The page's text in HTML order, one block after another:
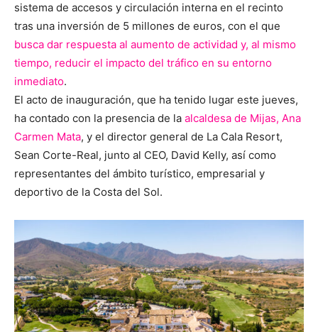
sistema de accesos y circulación interna en el recinto
tras una inversión de 5 millones de euros, con el que
busca dar respuesta al aumento de actividad y, al mismo
tiempo, reducir el impacto del tráfico en su entorno
inmediato.
El acto de inauguración, que ha tenido lugar este jueves,
ha contado con la presencia de la alcaldesa de Mijas, Ana
Carmen Mata, y el director general de La Cala Resort,
Sean Corte-Real, junto al CEO, David Kelly, así como
representantes del ámbito turístico, empresarial y
deportivo de la Costa del Sol.